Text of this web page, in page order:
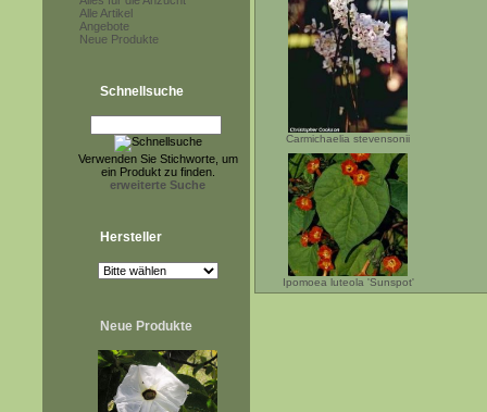
Alle Artikel
Angebote
Neue Produkte
Schnellsuche
Verwenden Sie Stichworte, um
ein Produkt zu finden.
erweiterte Suche
Hersteller
Neue Produkte
Carmichaelia stevensonii
Ipomoea luteola 'Sunspot'